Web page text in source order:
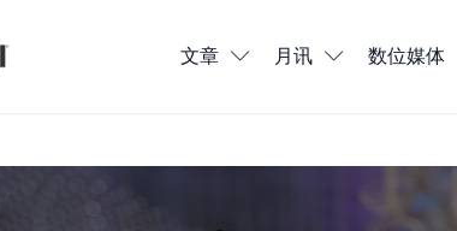
文章 月讯 数位媒体